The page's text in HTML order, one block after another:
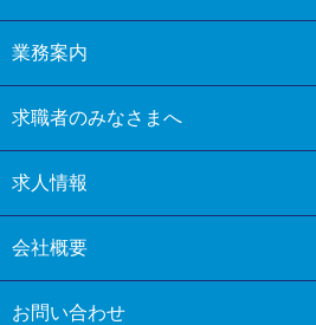
業務案内
求職者のみなさまへ
求人情報
会社概要
お問い合わせ